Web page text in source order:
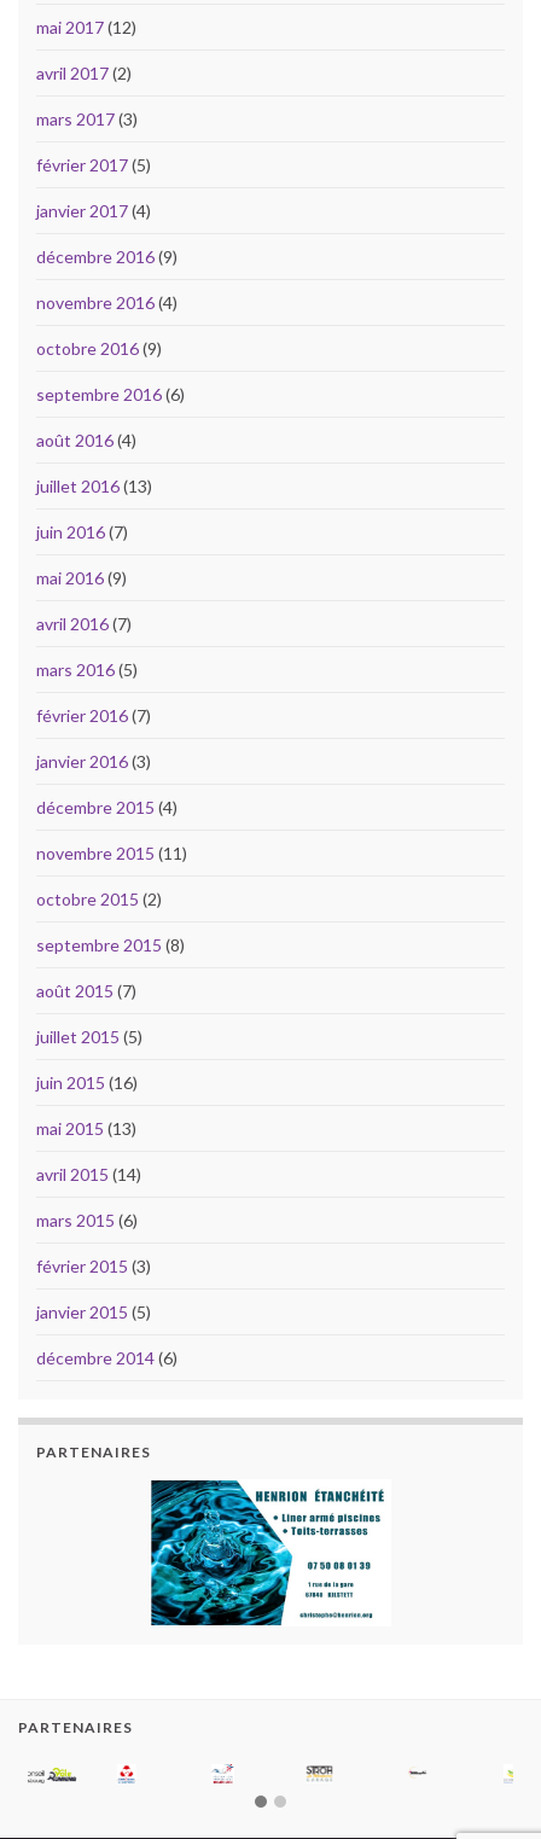
mai 2017(12)
avril 2017(2)
mars 2017(3)
février 2017(5)
janvier 2017(4)
décembre 2016(9)
novembre 2016(4)
octobre 2016(9)
septembre 2016(6)
août 2016(4)
juillet 2016(13)
juin 2016(7)
mai 2016(9)
avril 2016(7)
mars 2016(5)
février 2016(7)
janvier 2016(3)
décembre 2015 (4)
novembre 2015 (11)
octobre 2015 (2)
septembre 2015 (8)
août 2015 (7)
juillet 2015 (5)
juin 2015 (16)
mai 2015 (13)
avril 2015 (14)
mars 2015 (6)
février 2015 (3)
janvier 2015 (5)
décembre 2014(6)
PARTENAIRES
2000-2020 SGW Triathlon
Thèmes Graphene.